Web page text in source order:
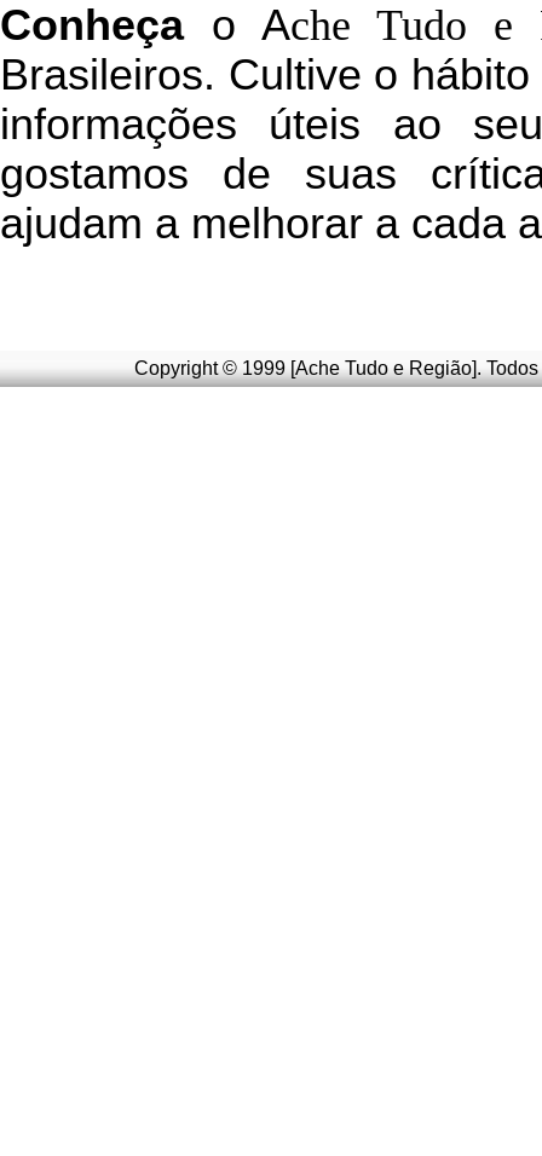
Conheçao Ache Tudo e
Brasileiros. Cultive o
informações úteis ao
gostamos de suas
ajudam a melhorar a cada
Copyright © 1999 [Ache Tudo e Região].